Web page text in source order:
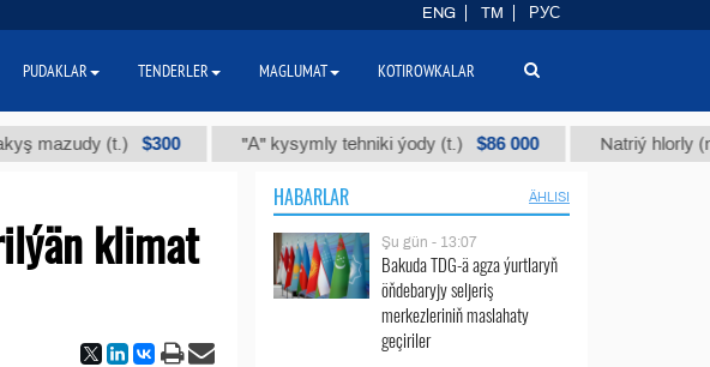
(t.) $300 "А" kysymly tehniki ýody (t.) $86 000 Natriý hlorly (nahar
klimat
HABARLAR ÄHLISI
Şu gün - 13:07
Bakuda TDG-ä agza ýurtlaryň
öňdebaryjy seljeriş
merkezleriniň maslahaty
geçiriler
ENG TM РУС
PUDAKLAR TENDERLER MAGLUMAT KOTIROWKALAR